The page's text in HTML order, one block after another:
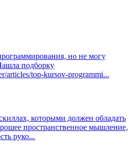
но не могу
подборку
articles/top-kursov-programmi...
которыми должен обладать
пространственное мышление,
руко...